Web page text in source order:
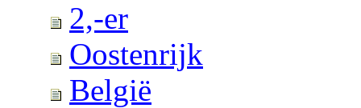
2,-er
Oostenrijk
België